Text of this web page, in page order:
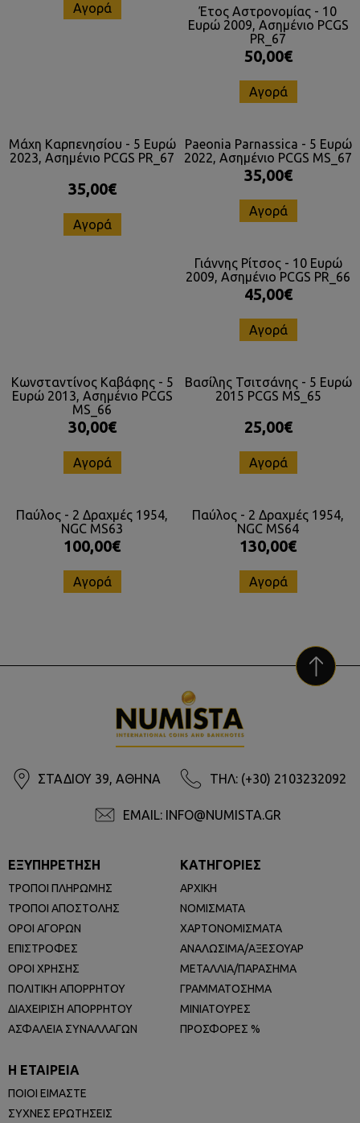
Αγορά
Έτος Αστρονομίας - 10
Ευρώ 2009, Ασημένιο PCGS
PR_67
50,00€
Αγορά
Μάχη Καρπενησίου - 5 Ευρώ
2023, Ασημένιο PCGS PR_67
35,00€
Αγορά
Paeonia Parnassica - 5 Ευρώ
2022, Ασημένιο PCGS MS_67
35,00€
Αγορά
Γιάννης Ρίτσος - 10 Ευρώ
2009, Ασημένιο PCGS PR_66
45,00€
Αγορά
Κωνσταντίνος Καβάφης - 5
Ευρώ 2013, Ασημένιο PCGS
MS_66
30,00€
Αγορά
Βασίλης Τσιτσάνης - 5 Ευρώ
2015 PCGS MS_65
25,00€
Αγορά
Παύλος - 2 Δραχμές 1954,
NGC MS63
100,00€
Αγορά
Παύλος - 2 Δραχμές 1954,
NGC MS64
130,00€
Αγορά
ΣΤΑΔΙΟΥ 39, ΑΘΗΝΑ ΤΗΛ: (+30) 2103232092
EMAIL: INFO@NUMISTA.GR
ΕΞΥΠΗΡΕΤΗΣΗ
ΤΡΟΠΟΙ ΠΛΗΡΩΜΗΣ
ΤΡΟΠΟΙ ΑΠΟΣΤΟΛΗΣ
ΟΡΟΙ ΑΓΟΡΩΝ
ΕΠΙΣΤΡΟΦΕΣ
ΟΡΟΙ ΧΡΗΣΗΣ
ΠΟΛΙΤΙΚΗ ΑΠΟΡΡΗΤΟΥ
ΔΙΑΧΕΙΡΙΣΗ ΑΠΟΡΡΗΤΟΥ
ΑΣΦΑΛΕΙΑ ΣΥΝΑΛΛΑΓΩΝ
ΚΑΤΗΓΟΡΙΕΣ
ΑΡΧΙΚΗ
ΝΟΜΙΣΜΑΤΑ
ΧΑΡΤΟΝΟΜΙΣΜΑΤΑ
ΑΝΑΛΩΣΙΜΑ/ΑΞΕΣΟΥΑΡ
ΜΕΤΑΛΛΙΑ/ΠΑΡΑΣΗΜΑ
ΓΡΑΜΜΑΤΟΣΗΜΑ
ΜΙΝΙΑΤΟΥΡΕΣ
ΠΡΟΣΦΟΡΕΣ %
Η ΕΤΑΙΡΕΙΑ
ΠΟΙΟΙ ΕΙΜΑΣΤΕ
ΣΥΧΝΕΣ ΕΡΩΤΗΣΕΙΣ